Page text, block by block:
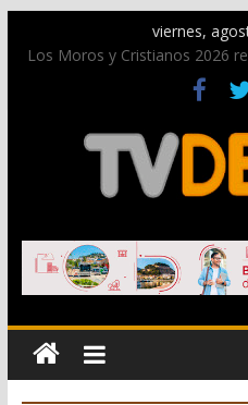
viernes,
Los Moros y Cristianos 2026
dan inicio a las fiestas en Dénia
El bando moro protagonista
Paco Adsuar dona al Arxiu de
de la memoria visual de la
La Entraeta Festera llena de
Campo con la recepción a la
El XII Festival de Jazz de
figuras nacionales e
Torrecremada